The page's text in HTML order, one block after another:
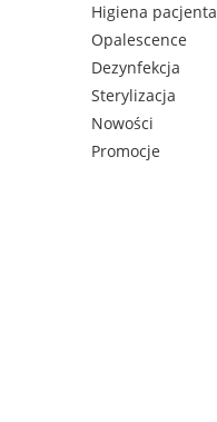
Higiena pacjenta
Opalescence
Dezynfekcja
Sterylizacja
Nowości
Promocje